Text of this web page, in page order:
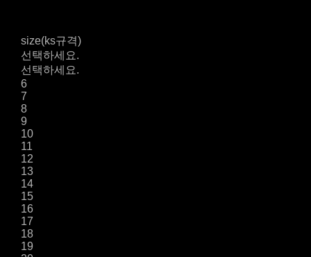
size(ks규격)
선택하세요.
선택하세요.
6
7
8
9
10
11
12
13
14
15
16
17
18
19